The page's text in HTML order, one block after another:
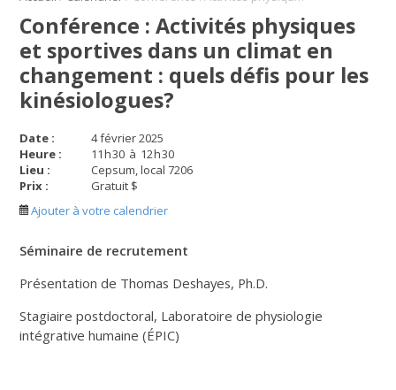
Conférence : Activités physiques
et sportives dans un climat en
changement : quels défis pour les
kinésiologues?
Date :
4 février 2025
Heure :
11h30 à 12h30
Lieu :
Cepsum, local 7206
Prix :
Gratuit $
Ajouter à votre calendrier
Séminaire de recrutement
Présentation de Thomas Deshayes, Ph.D.
Stagiaire postdoctoral, Laboratoire de physiologie
intégrative humaine (ÉPIC)